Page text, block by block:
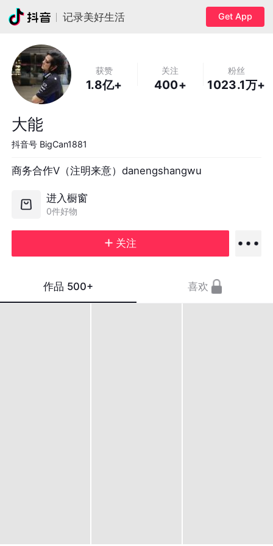
记录美好生活 Get App
获赞
1.8亿+
关注
400+
粉丝
1023.1万+
大能
抖音号 BigCan1881
商务合作V（注明来意）danengshangwu
进入橱窗
0件好物
关注
作品 500+ 喜欢